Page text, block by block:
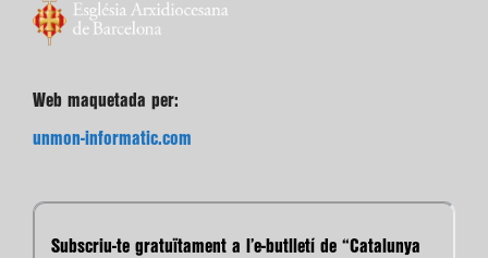
Web maquetada per:
unmon-informatic.com
Subscriu-te gratuïtament a l’e-butlletí de “Catalunya